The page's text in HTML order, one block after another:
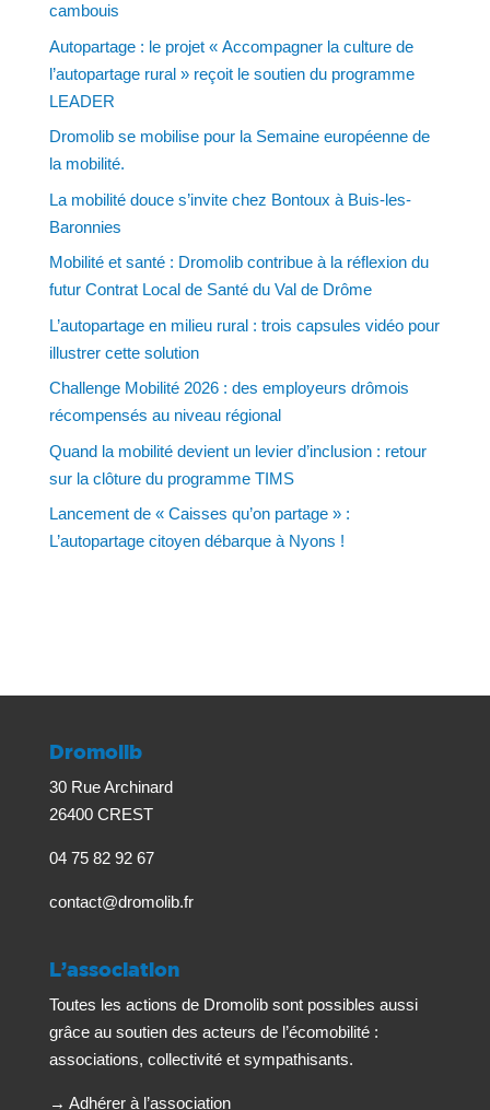
cambouis
Autopartage : le projet « Accompagner la culture de
l’autopartage rural » reçoit le soutien du programme
LEADER
Dromolib se mobilise pour la Semaine européenne de
la mobilité.
La mobilité douce s’invite chez Bontoux à Buis-les-
Baronnies
Mobilité et santé : Dromolib contribue à la réflexion du
futur Contrat Local de Santé du Val de Drôme
L’autopartage en milieu rural : trois capsules vidéo pour
illustrer cette solution
Challenge Mobilité 2026 : des employeurs drômois
récompensés au niveau régional
Quand la mobilité devient un levier d’inclusion : retour
sur la clôture du programme TIMS
Lancement de « Caisses qu’on partage » :
L’autopartage citoyen débarque à Nyons !
Dromolib
30 Rue Archinard
26400 CREST
04 75 82 92 67
contact@dromolib.fr
L’association
Toutes les actions de Dromolib sont possibles aussi
grâce au soutien des acteurs de l’écomobilité :
associations, collectivité et sympathisants.
→ Adhérer à l’association